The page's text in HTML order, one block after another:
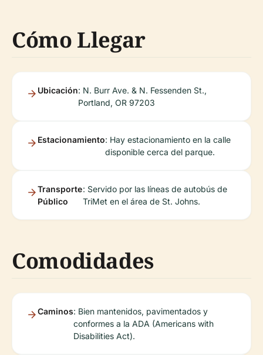
Cómo Llegar
Ubicación: N. Burr Ave. & N. Fessenden St.,
Portland, OR 97203
Estacionamiento: Hay estacionamiento en la calle
disponible cerca del parque.
Transporte
Público
: Servido por las líneas de autobús de
TriMet en el área de St. Johns.
Comodidades
Caminos: Bien mantenidos, pavimentados y
conformes a la ADA (Americans with
Disabilities Act).